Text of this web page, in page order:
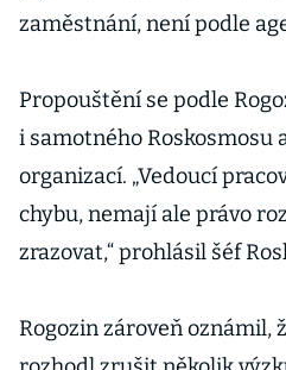
zaměstnání, není podle
Propouštění se podle
i samotného Roskosmosu
organizací. „Vedoucí
chybu, nemají ale právo
zrazovat,“ prohlásil šéf
Rogozin zároveň oznámil,